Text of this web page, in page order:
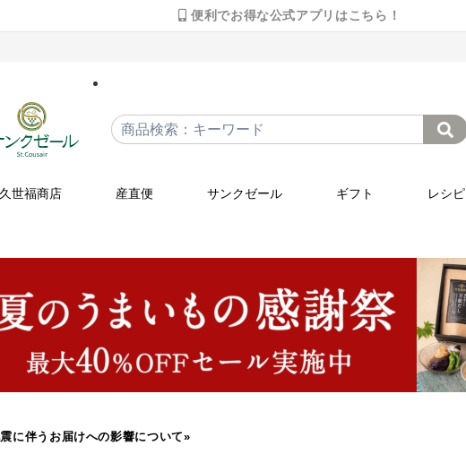
便利でお得な公式アプリはこちら！
久世福商店 産直便 サンクゼール ギフト レシピ
に伴うお届けへの影響について»